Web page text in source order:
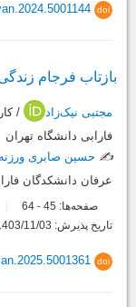
doi
بازتاب فرجام
مجتبی نیک‌زاد
/
فارابی دانشگاه تهران
✍️ حسین صابری ورزنه
عرفان دانشکدگان
صفحه‌ها: 45
-
تاریخ پذیرش: 1403/11/03
doi